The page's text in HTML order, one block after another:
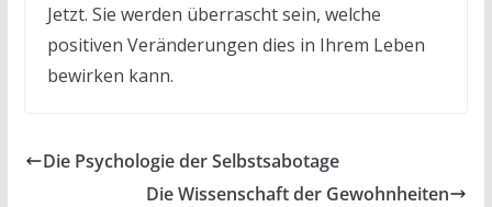
Jetzt. Sie werden überrascht sein, welche
positiven Veränderungen dies in Ihrem Leben
bewirken kann.
Die Psychologie der Selbstsabotage
Die Wissenschaft der Gewohnheiten